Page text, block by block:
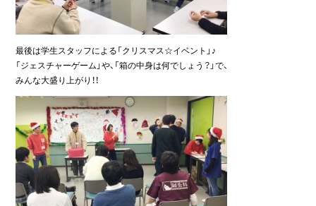
最後は学生スタッフによる「クリスマス☆イベント」♪
「ジェスチャーゲーム」や、「箱の中身は何でしょう？」で、
みんな大盛り上がり！！